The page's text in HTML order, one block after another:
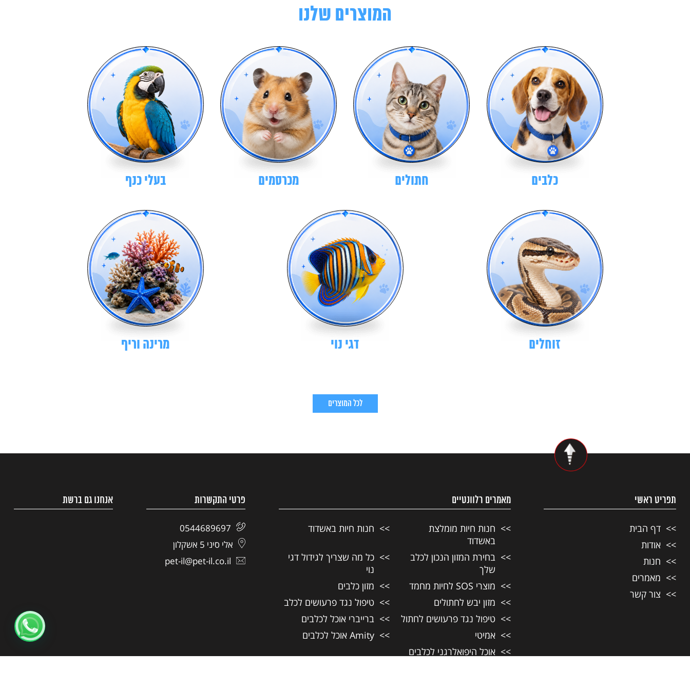
המוצרים שלנו
כלבים חתולים מכרסמים בעלי כנף
זוחלים דגי נוי מרינה וריף
לכל המוצרים
תפריט ראשי
דף הבית
אודות
חנות
מאמרים
צור קשר
מאמרים רלוונטיים
חנות חיות מומלצת
באשדוד
חנות חיות באשדוד
בחירת המזון הנכון לכלב
שלך
כל מה שצריך לגידול דגי
נוי
מוצרי SOS לחיות מחמד
מזון כלבים
מזון יבש לחתולים
טיפול נגד פרעושים לכלב
טיפול נגד פרעושים לחתול
ברייברי אוכל לכלבים
אמיטי
Amity אוכל לכלבים
אוכל היפואלרגני לכלבים
פרטי התקשרות
0544689697
אלי סיני 5 אשקלון
pet-il@pet-il.co.il
אנחנו גם ברשת